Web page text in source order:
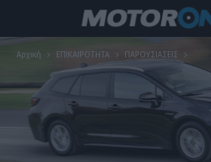
Αρχική ΕΠΙΚΑΙΡΟΤΗΤΑ ΠΑΡΟΥΣΙΑΣΕΙΣ